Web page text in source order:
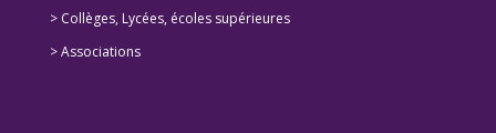
> Collèges, Lycées, écoles supérieures
>Associations